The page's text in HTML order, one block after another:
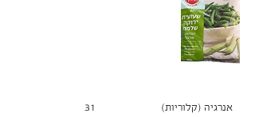
אנרגיה (קלוריות)
31